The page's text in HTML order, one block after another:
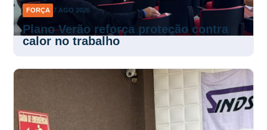
Plano Verão reforça proteção contra
calor no trabalho